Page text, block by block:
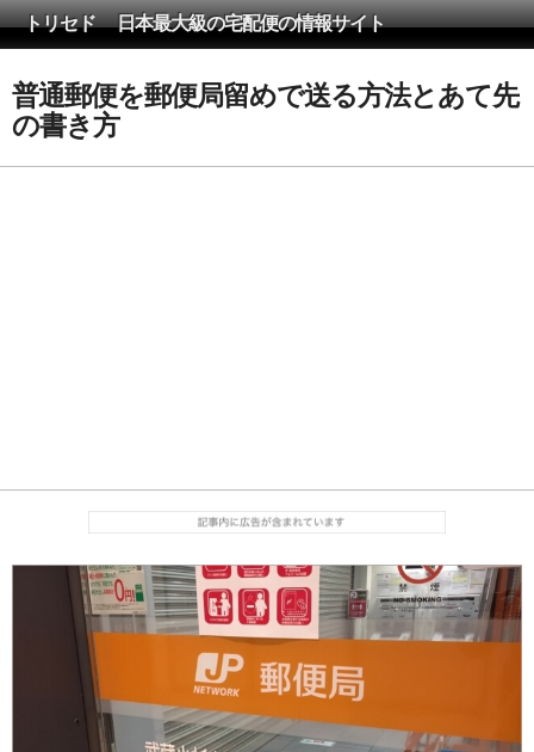
トリセド 日本最大級の宅配便の情報サイト
普通郵便を郵便局留めで送る方法とあて先
の書き方